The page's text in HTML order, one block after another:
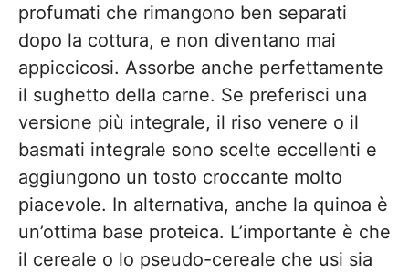
profumati che rimangono ben separati
dopo la cottura, e non diventano mai
appiccicosi. Assorbe anche perfettamente
il sughetto della carne. Se preferisci una
versione più integrale, il riso venere o il
basmati integrale sono scelte eccellenti e
aggiungono un tosto croccante molto
piacevole. In alternativa, anche la quinoa è
un’ottima base proteica. L’importante è che
il cereale o lo pseudo-cereale che usi sia